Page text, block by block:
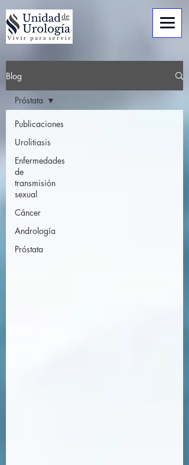
Blog
Publicaciones
Urolitiasis
Enfermedades
de
transmisión
sexual
Cáncer
Andrología
Próstata
Próstata